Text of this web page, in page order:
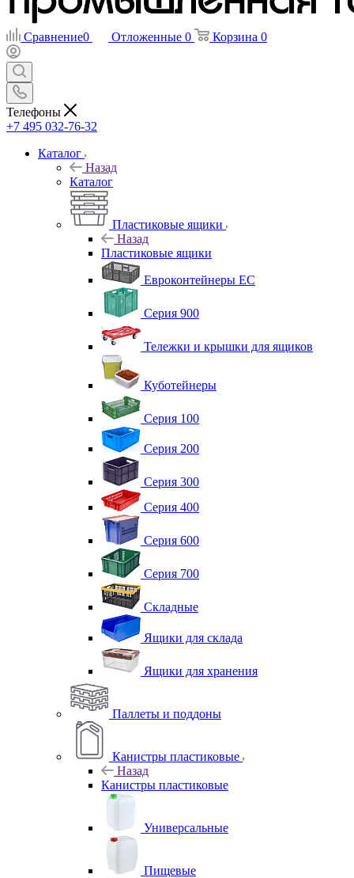
Сравнение0 Отложенные 0 Корзина 0
Телефоны
+7 495 032-76-32
Каталог
Назад
Каталог
Пластиковые ящики
Назад
Пластиковые ящики
Евроконтейнеры ЕС
Серия 900
Тележки и крышки для ящиков
Куботейнеры
Серия 100
Серия 200
Серия 300
Серия 400
Серия 600
Серия 700
Складные
Ящики для склада
Ящики для хранения
Паллеты и поддоны
Канистры пластиковые
Назад
Канистры пластиковые
Универсальные
Пищевые